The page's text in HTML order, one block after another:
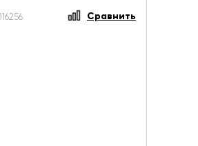
Сравнить